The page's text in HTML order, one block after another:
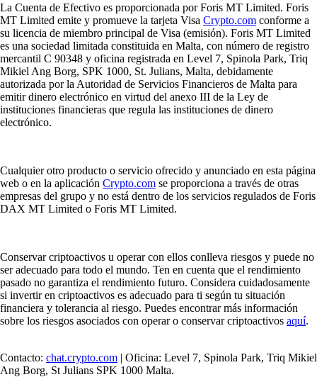
La Cuenta de Efectivo es proporcionada por Foris MT Limited. Foris
MT Limited emite y promueve la tarjeta Visa Crypto.com conforme a
su licencia de miembro principal de Visa (emisión). Foris MT Limited
es una sociedad limitada constituida en Malta, con número de registro
mercantil C 90348 y oficina registrada en Level 7, Spinola Park, Triq
Mikiel Ang Borg, SPK 1000, St. Julians, Malta, debidamente
autorizada por la Autoridad de Servicios Financieros de Malta para
emitir dinero electrónico en virtud del anexo III de la Ley de
instituciones financieras que regula las instituciones de dinero
electrónico.
Cualquier otro producto o servicio ofrecido y anunciado en esta página
web o en la aplicación Crypto.com se proporciona a través de otras
empresas del grupo y no está dentro de los servicios regulados de Foris
DAX MT Limited o Foris MT Limited.
Conservar criptoactivos u operar con ellos conlleva riesgos y puede no
ser adecuado para todo el mundo. Ten en cuenta que el rendimiento
pasado no garantiza el rendimiento futuro. Considera cuidadosamente
si invertir en criptoactivos es adecuado para ti según tu situación
financiera y tolerancia al riesgo. Puedes encontrar más información
sobre los riesgos asociados con operar o conservar criptoactivos aquí.
Contacto: chat.crypto.com | Oficina: Level 7, Spinola Park, Triq Mikiel
Ang Borg, St Julians SPK 1000 Malta.